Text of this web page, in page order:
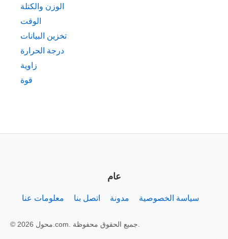
الوزن والكتلة
الوقت
تخزين البيانات
درجة الحرارة
زاوية
قوة
عام
معلومات عنا اتصل بنا مدونة سياسة الخصوصية